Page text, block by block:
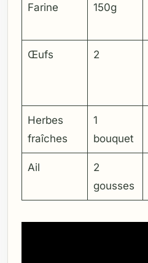
Farine 150g
Œufs 2
Herbes
fraîches
1
bouquet
Ail
2
gousses